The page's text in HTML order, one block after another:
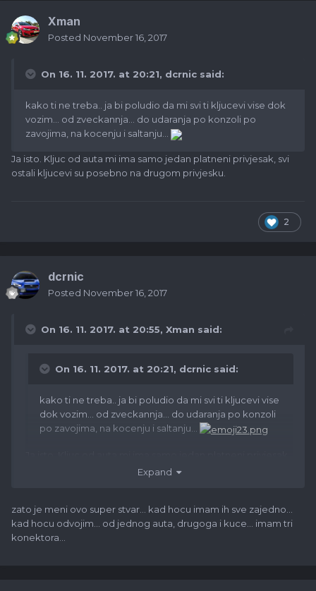
Xman
Posted November 16, 2017
On 16. 11. 2017. at 20:21, dcrnic said:
kako ti ne treba.. ja bi poludio da mi svi ti kljucevi vise dok
vozim... od zveckannja... do udaranja po konzoli po
zavojima, na kocenju i saltanju...
Ja isto. Kljuc od auta mi ima samo jedan platneni privjesak, svi
ostali kljucevi su posebno na drugom privjesku.
2
dcrnic
Posted November 16, 2017
On 16. 11. 2017. at 20:55, Xman said:
On 16. 11. 2017. at 20:21, dcrnic said:
kako ti ne treba.. ja bi poludio da mi svi ti kljucevi vise
dok vozim... od zveckannja... do udaranja po konzoli
po zavojima, na kocenju i saltanju...
svi ostali kljucevi su posebno na drugom privjesku.
Expand
zato je meni ovo super stvar... kad hocu imam ih sve zajedno...
kad hocu odvojim... od jednog auta, drugoga i kuce... imam tri
konektora...